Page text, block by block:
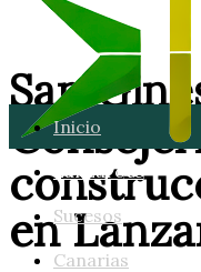
Inicio
Lanzarote
Sucesos
Canarias
San
en